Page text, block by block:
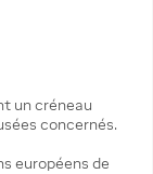
un créneau
concernés.
européens de